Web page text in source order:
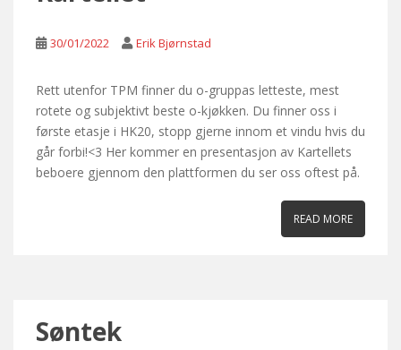
30/01/2022 Erik Bjørnstad
Rett utenfor TPM finner du o-gruppas letteste, mest
rotete og subjektivt beste o-kjøkken. Du finner oss i
første etasje i HK20, stopp gjerne innom et vindu hvis du
går forbi!<3 Her kommer en presentasjon av Kartellets
beboere gjennom den plattformen du ser oss oftest på.
READ MORE
Søntek